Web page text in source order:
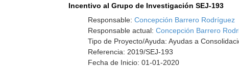
Incentivo al Grupo de Investigación SEJ-193
Responsable:Concepción Barrero Rodríguez
Responsable actual:Concepción Barrero
Tipo de Proyecto/Ayuda: Ayudas a
Referencia: 2019/SEJ-193
Fecha de Inicio: 01-01-2020